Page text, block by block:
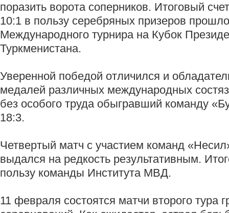
поразить ворота соперников. Итоговый
10:1 в пользу серебряных призеров
Международного турнира на Кубок
Туркменистана.
Уверенной победой отличился и
медалей различных международных
без особого труда обыгравший команду
18:3.
Четвертый матч с участием команд
выдался на редкость результативным.
пользу команды Института МВД.
11 февраля состоятся матчи второго тура